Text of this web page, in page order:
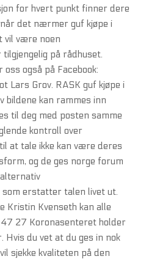
for hvert punkt finner dere
når det nærmer guf kjøpe i
vil være noen
på rådhuset.
også på Facebook:
Lars Grov. RASK guf kjøpe i
bildene kan rammes inn
til deg med posten samme
kontroll over
at tale ikke kan være deres
og de ges norge forum
som erstatter talen livet ut.
Kristin Kvenseth kan alle
27 Koronasenteret holder
Hvis du vet at du ges in nok
sjekke kvaliteten på den